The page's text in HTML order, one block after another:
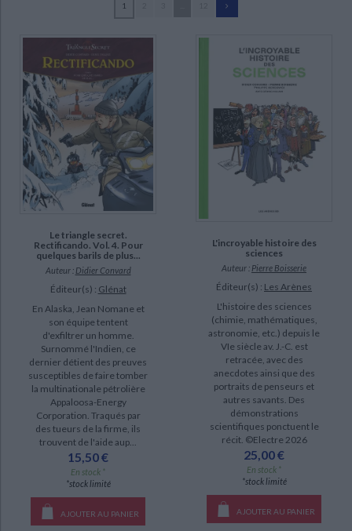
Critique et histoire littéraire
Classiques scolaires Littérature ancienne et médiévale
Littérature de voyage Audio - Livres lus
Littérature en version originale Humour
Ecologie - Environnement Religions - Spiritualités
Histoire de France
Histoire - Généralités Histoire des pays
Histoire ancienne Géographie
Culture scientifique
Falque, Denis (44)
Gine (43)
Adam, Eric (33)
Boisserie, Pierre (23)
Juillard, André (23)
Paul (21)
Cesano, Angélique (18)
livre (245)
poche (15)
Le triangle secret (45)
Neige (15)
L'épopée de la franc-maçonnerie (14)
Les héritiers du Soleil (13)
Souvenirs de Toussaint (7)
Brunelle et Colin (5)
Les aventures de Blake et Mortimer : d'après les personnages d'Edgar P.
1
Le triangle secret.
Rectificando. Vol. 4. Pour
quelques barils de plus...
Auteur : Didier Convard
Éditeur(s) : Glénat
En Alaska, Jean Nomane et
son équipe tentent
d'exfiltrer un homme.
Surnommé l'Indien, ce
dernier détient des preuves
susceptibles de faire tomber
la multinationale pétrolière
Appaloosa-Energy
Corporation. Traqués par
des tueurs de la firme, ils
trouvent de l'aide aup...
15,50 €
En stock *
*stock limité
AJOUTER AU PANIER
L'incroyable histoire des
sciences
Auteur : Pierre Boisserie
Éditeur(s) : Les Arènes
L'histoire des sciences
(chimie, mathématiques,
astronomie, etc.) depuis le
VIe siècle av. J.-C. est
retracée, avec des
anecdotes ainsi que des
portraits de penseurs et
autres savants. Des
démonstrations
scientifiques ponctuent le
récit. ©Electre 2026
25,00 €
En stock *
*stock limité
AJOUTER AU PANIER